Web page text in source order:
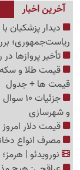
آخرین اخبار
دیدار پزشکیان
ریاست‌جمهوری؛
تأخیر پروازها
قیمت ها + جدول
و شهرسازی
قیمت دلار امروز یکشنبه 18 مرداد
مصرف انواع دخانیات عامل 40
نورویدئو |